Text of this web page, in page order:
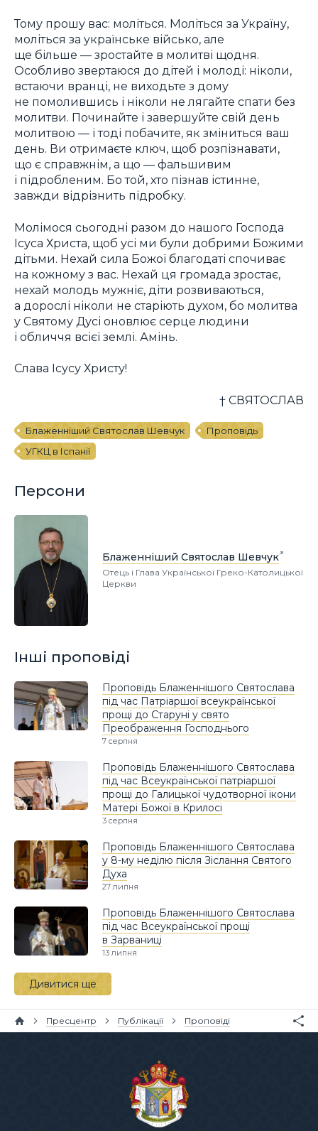
Тому прошу вас: моліться. Моліться за Україну,
моліться за українське військо, але
ще більше — зростайте в молитві щодня.
Особливо звертаюся до дітей і молоді: ніколи,
встаючи вранці, не виходьте з дому
не помолившись і ніколи не лягайте спати без
молитви. Починайте і завершуйте свій день
молитвою — і тоді побачите, як зміниться ваш
день. Ви отримаєте ключ, щоб розпізнавати,
що є справжнім, а що — фальшивим
і підробленим. Бо той, хто пізнав істинне,
завжди відрізнить підробку.
Молімося сьогодні разом до нашого Господа
Ісуса Христа, щоб усі ми були добрими Божими
дітьми. Нехай сила Божої благодаті спочиває
на кожному з вас. Нехай ця громада зростає,
нехай молодь мужніє, діти розвиваються,
а дорослі ніколи не старіють духом, бо молитва
у Святому Дусі оновлює серце людини
і обличчя всієї землі. Амінь.
Слава Ісусу Христу!
† СВЯТОСЛАВ
Блаженніший Святослав Шевчук
Проповідь
УГКЦ в Іспанії
Персони
Блаженніший Святослав Шевчук
Отець і Глава Української Греко-Католицької
Церкви
Інші проповіді
Проповідь Блаженнішого Святослава
під час Патріаршої всеукраїнської
прощі до Старуні у свято
Преображення Господнього
7 серпня
Проповідь Блаженнішого Святослава
під час Всеукраїнської патріаршої
прощі до Галицької чудотворної ікони
Матері Божої в Крилосі
3 серпня
Проповідь Блаженнішого Святослава
у 8-му неділю після Зіслання Святого
Духа
27 липня
Проповідь Блаженнішого Святослава
під час Всеукраїнської прощі
в Зарваниці
13 липня
Дивитися ще
Пресцентр Публікації Проповіді